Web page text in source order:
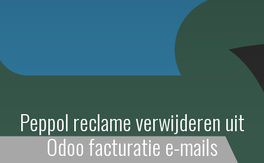
Peppol reclame verwijderen uit
Odoo facturatie e-mails